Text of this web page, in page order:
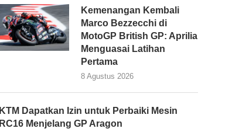
Kemenangan Kembali
Marco Bezzecchi di
MotoGP British GP: Aprilia
Menguasai Latihan
Pertama
8 Agustus 2026
KTM Dapatkan Izin untuk Perbaiki Mesin
RC16 Menjelang GP Aragon